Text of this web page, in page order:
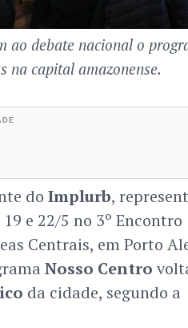
ao debate nacional o
na capital amazonense.
do Implurb,
e 22/5 no 3º Encontro
Centrais, em Porto
Nosso Centro
da cidade, segundo a